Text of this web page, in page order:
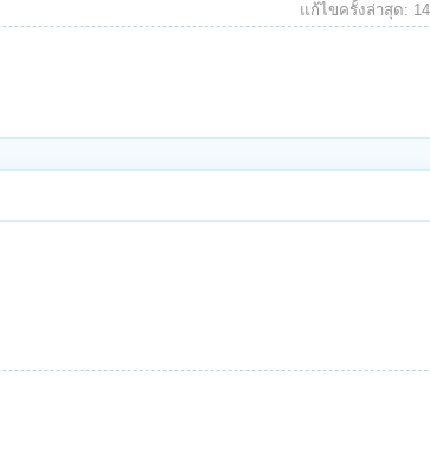
แก้ไขครั้งล่าสุด: